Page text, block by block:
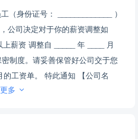
（身份证号： _____________ ）
公司决定对于你的薪资调整如
薪资 调整自 _____ 年 ____ 月
制度。请妥善保管好公司交于您
工资单。 特此通知 【公司名
多